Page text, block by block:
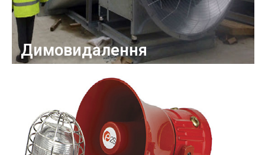
Димовидалення